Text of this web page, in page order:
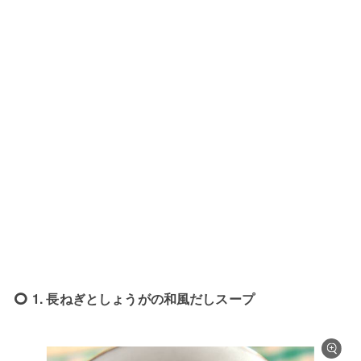
1. 長ねぎとしょうがの和風だしスープ